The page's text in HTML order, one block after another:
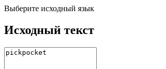
Выберите исходный язык
Исходный текст